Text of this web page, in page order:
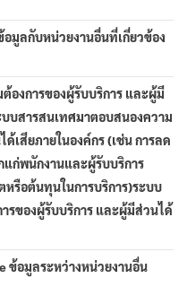
มูลกับหน่วยงานอื่นที่เกี่ยวข้อง
องการของผู้รับบริการ และผู้มี
บสารสนเทศมาตอบสนองความ
เสียภายในองค์กร (เช่น การลด
ก่พนักงานและผู้รับบริการ
รือต้นทุนในการบริการ)ระบบ
รของผู้รับบริการ และผู้มีส่วนได้
ข้อมูลระหว่างหน่วยงานอื่น